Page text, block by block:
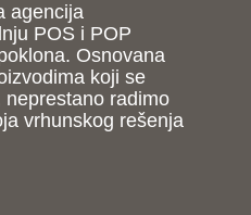
agencija
POS i POP
Osnovana
koji se
radimo
vrhunskog rešenja